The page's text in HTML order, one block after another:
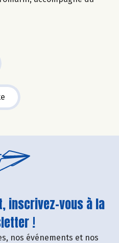
inscrivez-vous à la
!
nos événements et nos